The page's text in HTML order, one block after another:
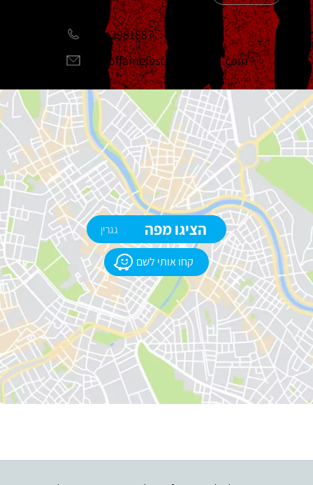
051-2981887
halloffamefestival@gmail.com
קחו אותי לשם
הציגו מפה גגרין